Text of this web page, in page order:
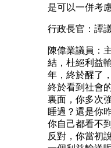
是可以一併考
行政長官：譚
陳偉業議員：
結，杜絕利益
年，終於醒了
終於看到社會
裏面，你多次
睡過？還是你
你自己都看不
反對，你當初